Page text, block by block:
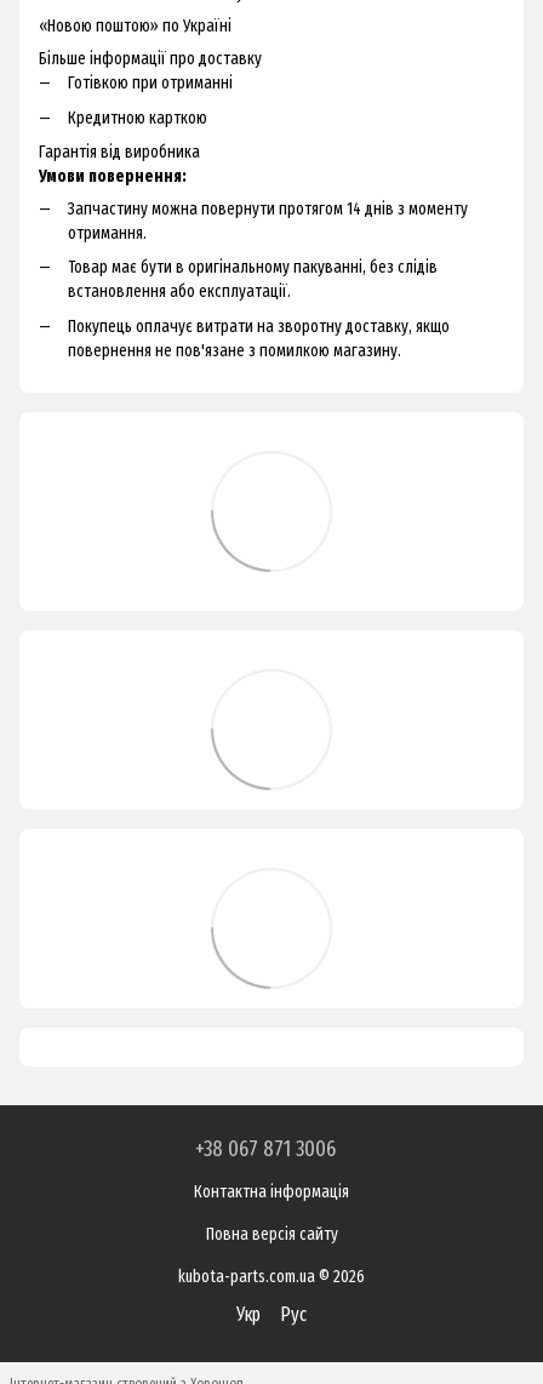
«Новою поштою» по Україні
Більше інформації про доставку
Готівкою при отриманні
Кредитною карткою
Гарантія від виробника
Умови повернення:
Запчастину можна повернути протягом 14 днів з моменту
отримання.
Товар має бути в оригінальному пакуванні, без слідів
встановлення або експлуатації.
Покупець оплачує витрати на зворотну доставку, якщо
повернення не пов'язане з помилкою магазину.
+38 067 871 3006
Контактна інформація
Повна версія сайту
kubota-parts.com.ua © 2026
Укр Рус